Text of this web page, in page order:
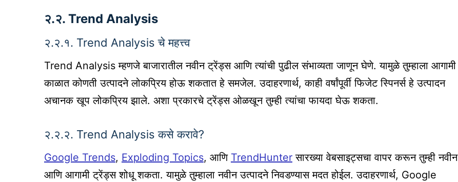
२.२. Trend Analysis
२.२.१. Trend Analysis चे महत्त्व
Trend Analysis म्हणजे बाजारातील नवीन ट्रेंड्स आणि त्यांची पुढील संभाव्यता जाणून घेणे. यामुळे तुम्हाला आगामी
काळात कोणती उत्पादने लोकप्रिय होऊ शकतात हे समजेल. उदाहरणार्थ, काही वर्षांपूर्वी फिजेट स्पिनर्स हे उत्पादन
अचानक खूप लोकप्रिय झाले. अशा प्रकारचे ट्रेंड्स ओळखून तुम्ही त्यांचा फायदा घेऊ शकता.
२.२.२. Trend Analysis कसे करावे?
Google Trends, Exploding Topics, आणि TrendHunter सारख्या वेबसाइट्सचा वापर करून तुम्ही नवीन
आणि आगामी ट्रेंड्स शोधू शकता. यामुळे तुम्हाला नवीन उत्पादने निवडण्यास मदत होईल. उदाहरणार्थ, Google